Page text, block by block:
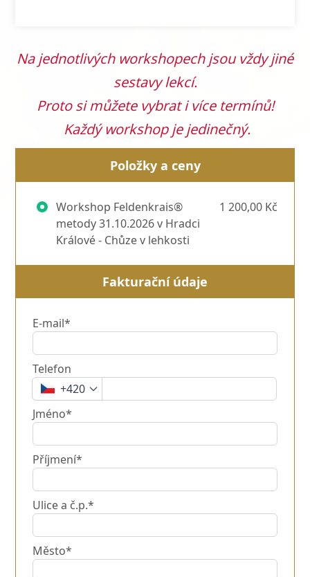
Na jednotlivých workshopech jsou vždy jiné
sestavy lekcí.
Proto si můžete vybrat i více termínů!
Každý workshop je jedinečný.
Položky a ceny
Workshop Feldenkrais®
metody 31.10.2026 v Hradci
Králové - Chůze v lehkosti
1 200,00 Kč
Fakturační údaje
E-mail*
Telefon
+420
Jméno*
Příjmení*
Ulice a č.p.*
Město*